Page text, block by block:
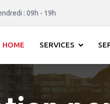
: 09h - 19h
HOME SERVICES